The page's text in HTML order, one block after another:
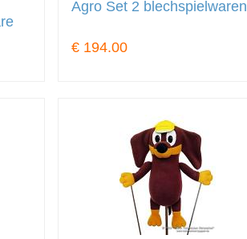
Agro Set 2 blechspielwaren
€ 194.00